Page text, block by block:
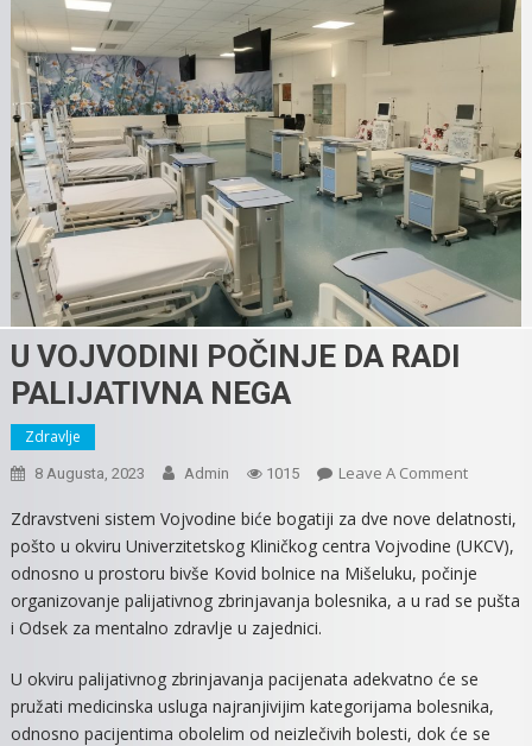
U VOJVODINI POČINJE DA RADI
PALIJATIVNA NEGA
Zdravlje
8 Augusta, 2023 Admin 1015 Leave A CommentOn
POČINJE
DA
RADI
Zdravstveni sistem Vojvodine biće bogatiji za dve nove delatnosti,
pošto u okviru Univerzitetskog Kliničkog centra Vojvodine (UKCV),
odnosno u prostoru bivše Kovid bolnice na Mišeluku, počinje
organizovanje palijativnog zbrinjavanja bolesnika, a u rad se pušta
i Odsek za mentalno zdravlje u zajednici.
U okviru palijativnog zbrinjavanja pacijenata adekvatno će se
pružati medicinska usluga najranjivijim kategorijama bolesnika,
odnosno pacijentima obolelim od neizlečivih bolesti, dok će se